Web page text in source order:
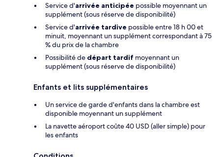
Service d'arrivée anticipée possible moyennant un
supplément (sous réserve de disponibilité)
Service d'arrivée tardive possible entre 18 h 00 et
minuit, moyennant un supplément correspondant à 75
% du prix de la chambre
Possibilité de départ tardif moyennant un
supplément (sous réserve de disponibilité)
Enfants et lits supplémentaires
Un service de garde d'enfants dans la chambre est
disponible moyennant un supplément
La navette aéroport coûte 40 USD (aller simple) pour
les enfants